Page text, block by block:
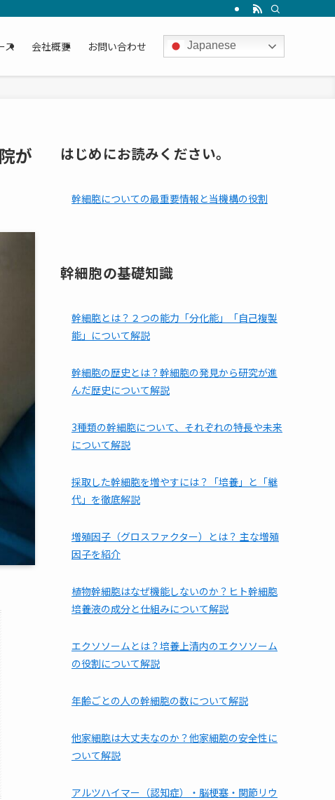
ス 会社概要 お問い合わせ Japanese
が
はじめにお読みください。
幹細胞についての最重要情報と当機構の役割
幹細胞の基礎知識
幹細胞とは？２つの能力「分化能」「自己複製
能」について解説
幹細胞の歴史とは？幹細胞の発見から研究が進
んだ歴史について解説
3種類の幹細胞について、それぞれの特長や未来
について解説
採取した幹細胞を増やすには？「培養」と「継
代」を徹底解説
増殖因子（グロスファクター）とは？ 主な増殖
因子を紹介
植物幹細胞はなぜ機能しないのか？ヒト幹細胞
培養液の成分と仕組みについて解説
エクソソームとは？培養上清内のエクソソーム
の役割について解説
年齢ごとの人の幹細胞の数について解説
他家細胞は⼤丈夫なのか？他家細胞の安全性に
ついて解説
アルツハイマー（認知症）・脳梗塞・関節リウ